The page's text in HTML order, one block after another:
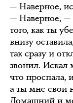
— Наверное,
— Наверное, —
того, как ты
внизу
так сразу и
звонил. Искал
что проспала,
а ты мне свои